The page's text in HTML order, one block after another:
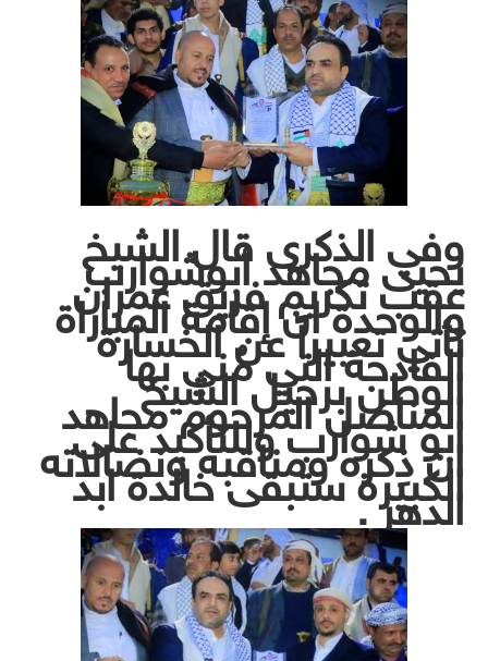
وفي الذكرى قال الشيخ
يحيى مجاهد أبوشوارب
عقب تكريم فريق عمران
والوحدة ان إقامة المباراة
تأتي تعبيراً عن الخسارة
الفادحة التي مُني بها
الوطن برحيل الشيخ
المناضل المرحوم مجاهد
ابو شوارب وللتأكيد على
ان ذِكره ومناقبه ونضالاته
الكبيرة ستبقى خالدة ابد
الدهر .